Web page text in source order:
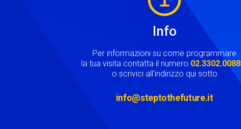
Info
Per informazioni su come programmare
la tua visita contatta il numero 02.3302.0088
o scrivici all'indirizzo qui sotto
info@steptothefuture.it